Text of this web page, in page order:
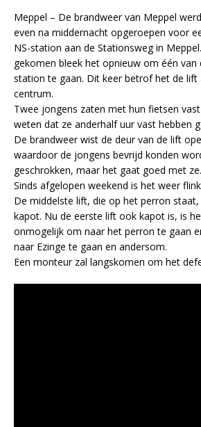
Meppel – De brandweer van Meppel
even na middernacht opgeroepen voor
NS-station aan de Stationsweg in
gekomen bleek het opnieuw om één
station te gaan. Dit keer betrof het de lift
centrum.
Twee jongens zaten met hun fietsen
weten dat ze anderhalf uur vast hebben
De brandweer wist de deur van de lift
waardoor de jongens bevrijd konden
geschrokken, maar het gaat goed met ze.
Sinds afgelopen weekend is het weer
De middelste lift, die op het perron staat,
kapot. Nu de eerste lift ook kapot is, is
onmogelijk om naar het perron te gaan
naar Ezinge te gaan en andersom.
Een monteur zal langskomen om het